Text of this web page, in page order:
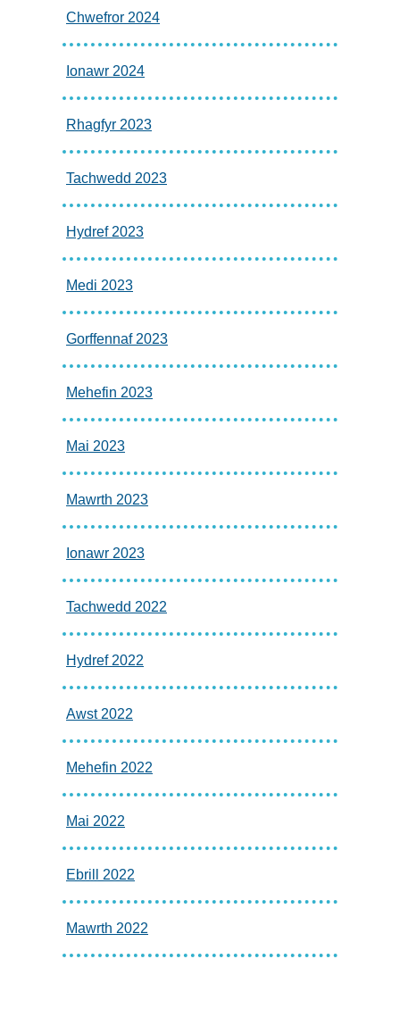
Chwefror 2024
Ionawr 2024
Rhagfyr 2023
Tachwedd 2023
Hydref 2023
Medi 2023
Gorffennaf 2023
Mehefin 2023
Mai 2023
Mawrth 2023
Ionawr 2023
Tachwedd 2022
Hydref 2022
Awst 2022
Mehefin 2022
Mai 2022
Ebrill 2022
Mawrth 2022